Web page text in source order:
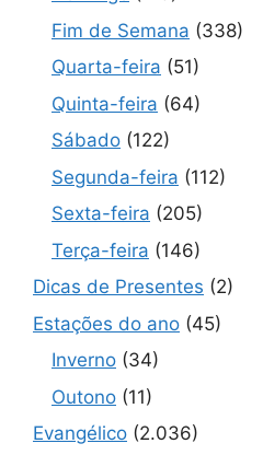
Fim de Semana (338)
Quarta-feira (51)
Quinta-feira (64)
Sábado (122)
Segunda-feira (112)
Sexta-feira (205)
Terça-feira (146)
Dicas de Presentes (2)
Estações do ano (45)
Inverno (34)
Outono (11)
Evangélico (2.036)